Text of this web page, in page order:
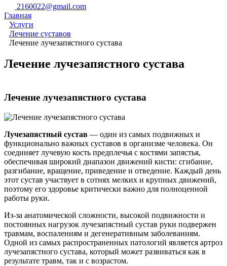
2160022@gmail.com
Главная
Услуги
Лечение суставов
Лечение лучезапястного сустава
Лечение лучезапястного сустава
Лечение лучезапястного сустава
Лучезапястный сустав — один из самых подвижных и
функционально важных суставов в организме человека. Он
соединяет лучевую кость предплечья с костями запястья,
обеспечивая широкий диапазон движений кисти: сгибание,
разгибание, вращение, приведение и отведение. Каждый день
этот сустав участвует в сотнях мелких и крупных движений,
поэтому его здоровье критически важно для полноценной
работы руки.
Из-за анатомической сложности, высокой подвижности и
постоянных нагрузок лучезапястный сустав руки подвержен
травмам, воспалениям и дегенеративным заболеваниям.
Одной из самых распространенных патологий является артроз
лучезапястного сустава, который может развиваться как в
результате травм, так и с возрастом.